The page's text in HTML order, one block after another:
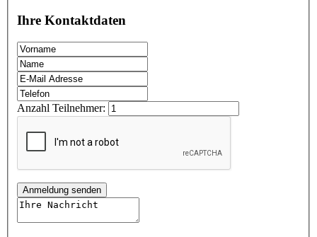
Ihre Kontaktdaten
Anzahl Teilnehmer:
Anmeldung senden